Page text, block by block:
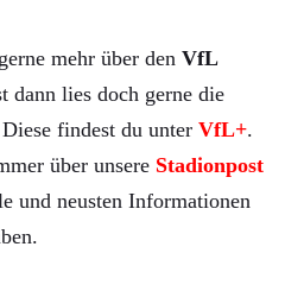
mehr über den VfL
dann lies doch gerne die
findest du unter VfL+.
über unsere Stadionpost
und neusten Informationen